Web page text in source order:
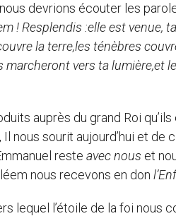
devrions écouter les
! Resplendis :elle est venue,
la terre,les ténèbres
vers ta lumière,et
auprès du grand Roi qu’ils
Il nous sourit aujourd’hui et
reste avec nous et
nous recevons en don
l’étoile de la foi nous